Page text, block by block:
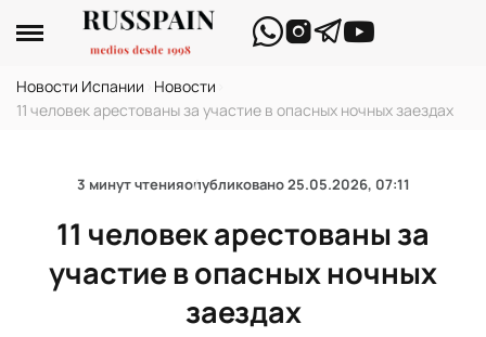
Новости Испании Новости
11 человек арестованы за участие в опасных ночных заездах
3 минут чтенияопубликовано25.05.2026, 07:11
11 человек арестованы за
участие в опасных ночных
заездах